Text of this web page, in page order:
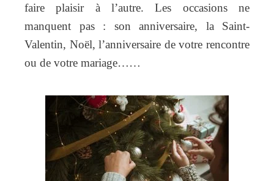
faire plaisir à l’autre. Les occasions ne
manquent pas : son anniversaire, la Saint-
Valentin, Noël, l’anniversaire de votre rencontre
ou de votre mariage……